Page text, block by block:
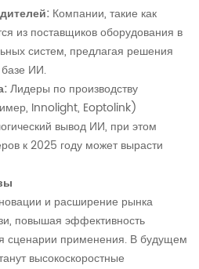
Компании, такие как
из поставщиков оборудования в
систем, предлагая решения
ИИ.
Лидеры по производству
Innolight, Eoptolink)
вывод ИИ, при этом
к 2025 году может вырасти
и расширение рынка
повышая эффективность
сценарии применения. В будущем
высокоскоростные